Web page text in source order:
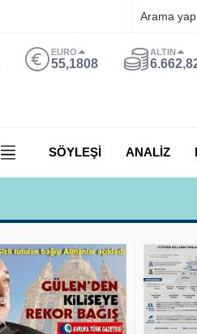
EURO
55,1808
ALTIN
SÖYLEŞİ ANALİZ